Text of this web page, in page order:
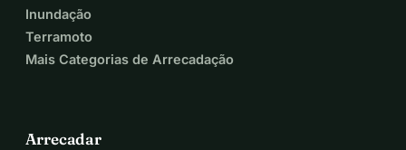
Inundação
Terramoto
Mais Categorias de Arrecadação
Arrecadar